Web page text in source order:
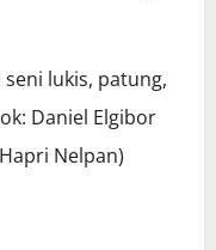
lukis, patung,
Daniel Elgibor
Nelpan)